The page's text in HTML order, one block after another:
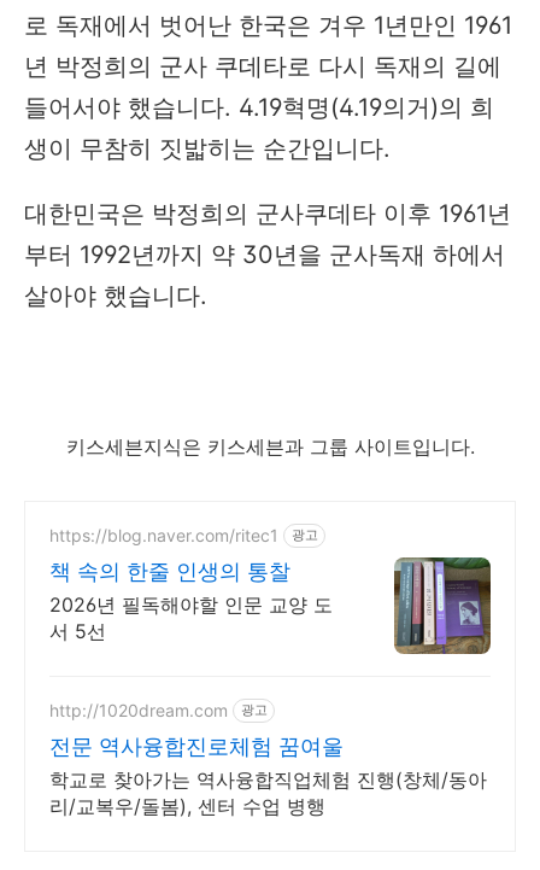
로 독재에서 벗어난 한국은 겨우 1년만인 1961
년 박정희의 군사 쿠데타로 다시 독재의 길에
들어서야 했습니다. 4.19혁명(4.19의거)의 희
생이 무참히 짓밟히는 순간입니다.
대한민국은 박정희의 군사쿠데타 이후 1961년
부터 1992년까지 약 30년을 군사독재 하에서
살아야 했습니다.
키스세븐지식은 키스세븐과 그룹 사이트입니다.
https://blog.naver.com/ritec1 광고
책 속의 한줄 인생의 통찰
2026년 필독해야할 인문 교양 도
서 5선
http://1020dream.com 광고
전문 역사융합진로체험 꿈여울
학교로 찾아가는 역사융합직업체험 진행(창체/동아
리/교복우/돌봄), 센터 수업 병행